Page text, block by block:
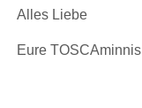
Alles Liebe
Eure TOSCAminnis